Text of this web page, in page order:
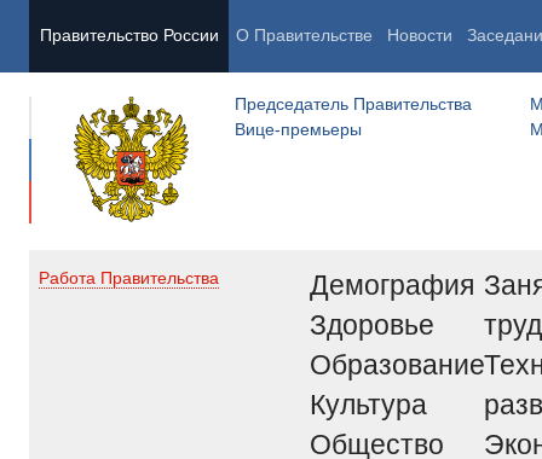
Правительство России О Правительстве Новости
Председатель Правительства
Вице-премьеры
Работа Правительства
Демография
Здоровье
Образование
Культура
Общество
труд